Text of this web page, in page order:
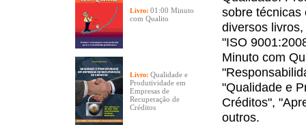
Livro: 01:00 Minuto
com Qualito
Livro: Qualidade e
Produtividade em
Empresas de
Recuperação de
Créditos
sobre técnicas
diversos
"ISO
Minuto com
"Qualidade e
Créditos",
outros.